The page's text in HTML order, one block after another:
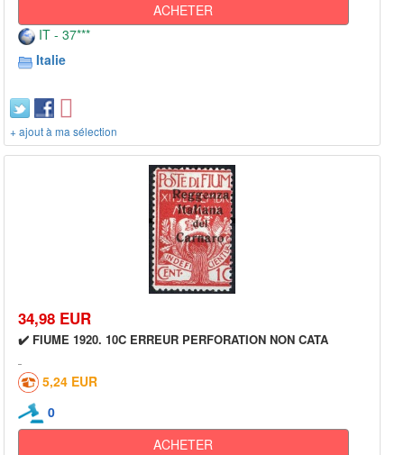
ACHETER
IT - 37***
Italie
+ ajout à ma sélection
34,98 EUR
✔️ FIUME 1920. 10C ERREUR PERFORATION NON CATA
5,24 EUR
0
ACHETER